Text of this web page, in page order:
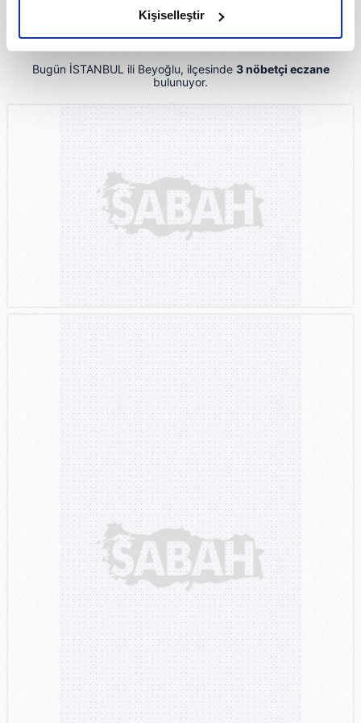
elimizden gelen çabayı gösterdiğimizi ve bu noktada,
kalemimiz olduğunu sizlere hatırlatmak isteriz.
Her halükârda, kullanıcılar, bu çerezlere izin vermedikleri
takdirde, kullanıcılara hedefli reklamlar
gösterilmeyecektir."
Sizlere daha iyi bir hizmet sunabilmek için İnternet
Sitemizde kendimize ve üçüncü kişilere ait çerezler
kullanılmaktadır. Bu çerezler vasıtasıyla çeşitli kişisel
verileriniz işlenmekte olup gerekli olan çerezler bilgi
toplumu hizmetlerinin sunulması amacıyla
kullanılmaktadır. Diğer çerezler, sitemizin daha işlevsel
kılınması ve kişiselleştirilmesi ve sizlere yönelik
reklam/pazarlama faaliyetlerinin yapılması, amaçlarıyla
sınırlı olarak açık rızanız dahilinde kullanılacaktır.
Çerezlere ilişkin tercihlerinizi aşağıda yer alan panel
vasıtasıyla belirleyebilirsiniz. Çerezlere ilişkin detaylı bilgi
için Ayarlar butonuna tıklayabilir, Çerez Bilgilendirme
Metnimiziziyaret edebilirsiniz.
6698 sayılı Kişisel Verilerin Korunması Kanunu uyarınca
hazırlanmış Aydınlatma Metnimizi okumak ve sitemizde
ilgili mevzuata uygun olarak kullanılan çerezlerle ilgili bilgi
almak için lütfen tıklayınız.
Kişiselleştir
Harita için Tıklayınız
Bugün İSTANBUL ili Beyoğlu, ilçesinde 3 nöbetçi eczane
bulunuyor.